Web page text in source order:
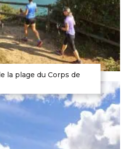
la plage du Corps de